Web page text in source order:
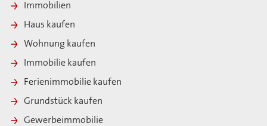
Immobilien
Haus kaufen
Wohnung kaufen
Immobilie kaufen
Ferienimmobilie kaufen
Grundstück kaufen
Gewerbeimmobilie